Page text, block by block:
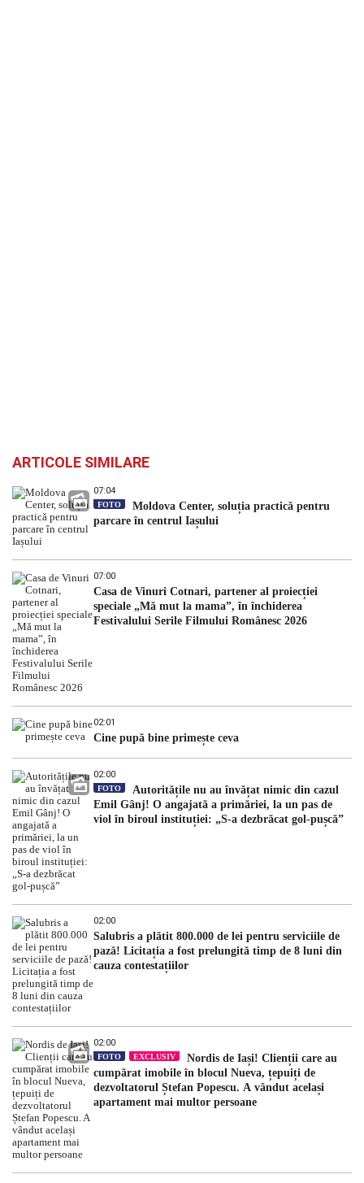
ARTICOLE SIMILARE
07:04
FOTO
Moldova Center, soluția practică pentru
parcare în centrul Iașului
07:00
Casa de Vinuri Cotnari, partener al proiecției
speciale „Mă mut la mama”, în închiderea
Festivalului Serile Filmului Românesc 2026
02:01
Cine pupă bine primește ceva
02:00
FOTO
Autoritățile nu au învățat nimic din cazul
Emil Gânj! O angajată a primăriei, la un pas de
viol în biroul instituției: „S-a dezbrăcat gol-pușcă”
02:00
Salubris a plătit 800.000 de lei pentru serviciile de
pază! Licitația a fost prelungită timp de 8 luni din
cauza contestațiilor
02:00
FOTO EXCLUSIV
Nordis de Iași! Clienții care au
cumpărat imobile în blocul Nueva, țepuiți de
dezvoltatorul Ștefan Popescu. A vândut același
apartament mai multor persoane